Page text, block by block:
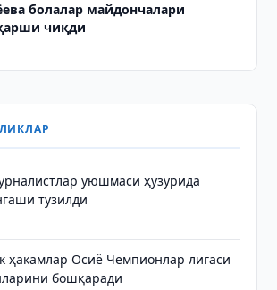
болалар майдончалари
чиқди
уюшмаси ҳузурида
тузилди
ҳакамлар Осиё Чемпионлар лигаси
бошқаради